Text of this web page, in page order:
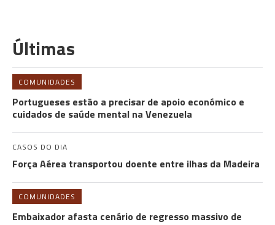
Últimas
COMUNIDADES
Portugueses estão a precisar de apoio económico e
cuidados de saúde mental na Venezuela
CASOS DO DIA
Força Aérea transportou doente entre ilhas da Madeira
COMUNIDADES
Embaixador afasta cenário de regresso massivo de